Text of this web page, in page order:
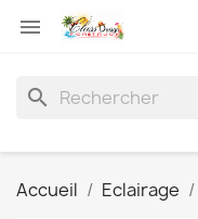

search
Accueil Eclairage